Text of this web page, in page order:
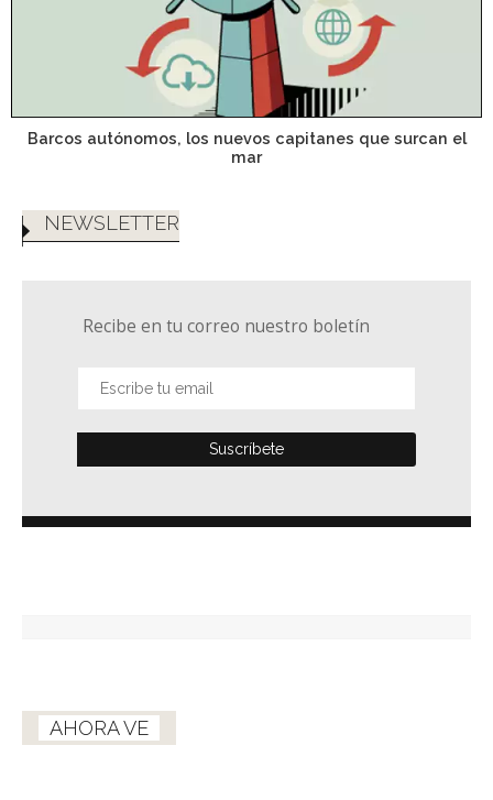
Barcos autónomos, los nuevos capitanes que surcan el
mar
NEWSLETTER
Recibe en tu correo nuestro boletín
AHORA VE